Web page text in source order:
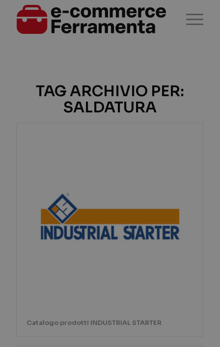
TAG ARCHIVIO PER:
SALDATURA
Catalogo prodotti INDUSTRIAL STARTER